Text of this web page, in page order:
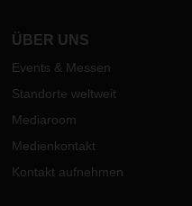
ÜBER UNS
Events & Messen
Standorte weltweit
Mediaroom
Medienkontakt
Kontakt aufnehmen